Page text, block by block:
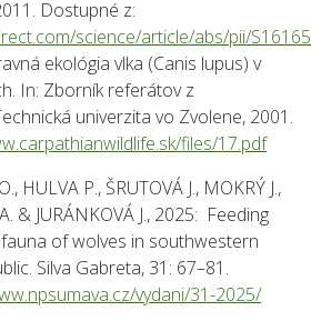
Dostupné z:
science/article/abs/pii/
ekológia vlka (Canis lupus) v
In: Zborník referátov z
univerzita vo Zvolene, 2001.
files/17.pdf
HULVA P., ŠRUTOVÁ J., MOKRÝ J.,
& JURÁNKOVÁ J., 2025: Feeding
of wolves in southwestern
Silva Gabreta, 31: 67–81.
vydani/31-2025/